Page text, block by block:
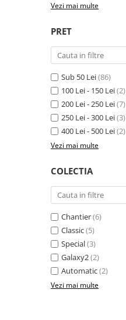
Veste de lucru
Jachete / Bluze salopeta
Pantaloni de lucru cu pieptar
Pantaloni de lucru in talie
Tricouri polo
Veste de lucru
Vezi mai multe
PRET
Sub 50 Lei(86)
100 Lei - 150 Lei(2)
200 Lei - 250 Lei(7)
250 Lei - 300 Lei(3)
400 Lei - 500 Lei(2)
Vezi mai multe
COLECTIA
Chantier(6)
Classic(5)
Special(3)
Galaxy2(2)
Automatic(2)
Vezi mai multe